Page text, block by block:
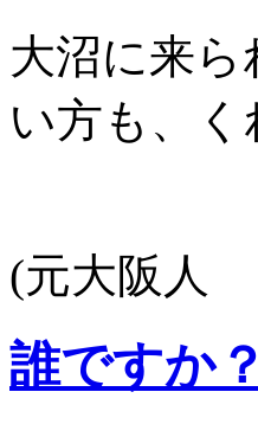
大沼に来
い方も、
(元大阪人
誰ですか